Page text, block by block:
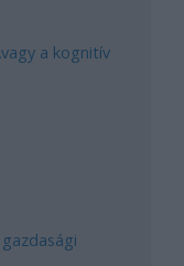
a kognitív